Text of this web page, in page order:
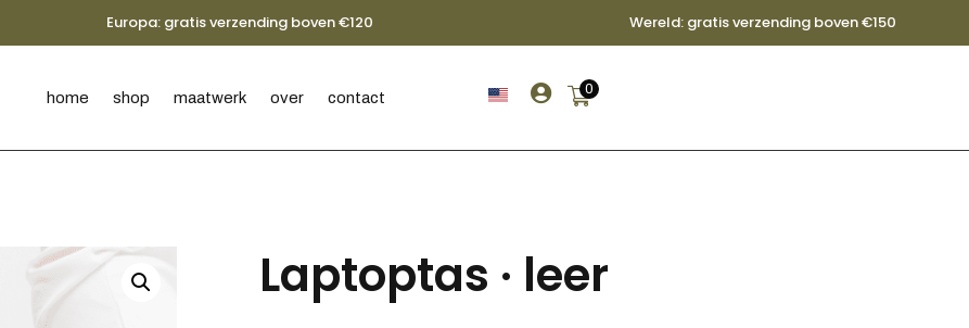
Europa: gratis verzending boven €120 Wereld: gratis verzending boven €150
home shop maatwerk over contact  0
Laptoptas · leer